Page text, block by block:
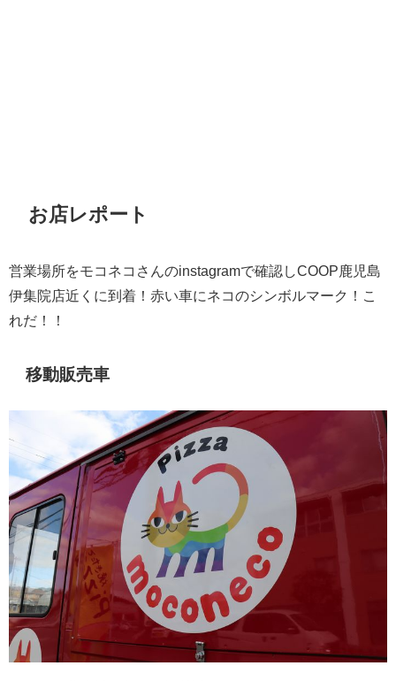
お店レポート
営業場所をモコネコさんのinstagramで確認しCOOP鹿児島
伊集院店近くに到着！赤い車にネコのシンボルマーク！こ
れだ！！
移動販売車